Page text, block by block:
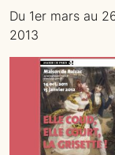
Du 1er mars au
2013